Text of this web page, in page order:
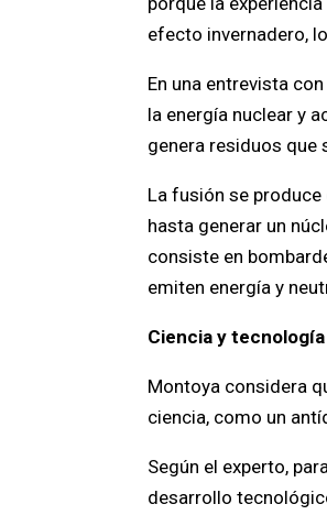
efecto invernadero,
En una entrevista
la energía nuclear y
genera residuos que
La fusión se
hasta generar un
consiste en
emiten energía y
Ciencia y
Montoya considera
ciencia, como un
Según el experto,
desarrollo